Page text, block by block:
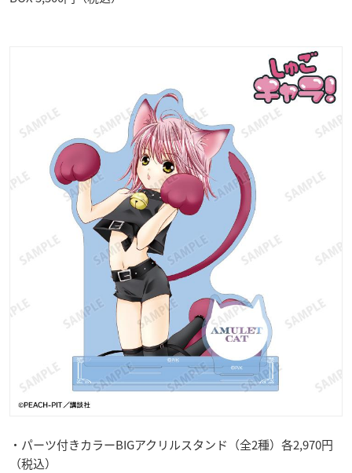
・パーツ付きカラーBIGアクリルスタンド（全2種）各2,970円
（税込）